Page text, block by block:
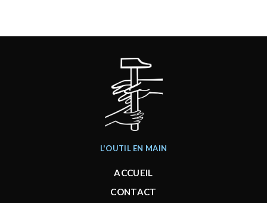
L'OUTIL EN MAIN
ACCUEIL
CONTACT